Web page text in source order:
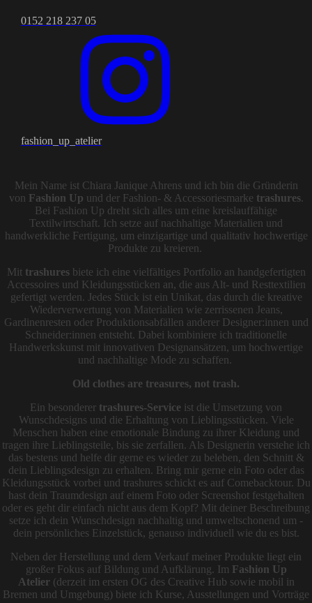
0152 218 237 05
fashion_up_atelier
Mein Name ist Chiara Janique Ahrens und ich bin die Gründerin
von Fashion Up und der Fashion- & Accessoriesmarke trashures.
Bei Fashion Up dreht sich alles um eine kreislauffähige
Textilwirtschaft. Ich setze auf nachhaltige Materialien und
handwerkliche Fertigung, um einzigartige und qualitativ hochwertige
Produkte zu kreieren.
Mit trashuresbiete ich eine vielfältiges Portfolio an handgefertigten
Accessoires und Kleidungsstücken an, die aus Alt- und Resttextilien
gefertigt werden. Jedes Stück ist ein Unikat, das durch die kreative
Wiederverwertung von Materialien wie zerrissenen Jeans,
Gardinenresten oder Produktionsabfällen anderer Designer:innen und
Schneider:innen entsteht. Dabei kombiniere ich traditionelle
Handwerkskunst mit innovativen Designansätzen, um hochwertige
und nachhaltige Mode zu schaffen.
Old clothes are treasures, not trash.
Ein besonderer trashures-Service ist die Umsetzung von
Wunschdesigns und die Erhaltung von Lieblingsstücken. Viele
Menschen haben eine emotionale Bindung zu ihrer Kleidung und
tragen ihre Lieblingsteile, bis sie zerfallen. Als Designerin verstehe ich
das bestens und helfe dir gerne es wieder zu beleben, den Schnitt &
dein Lieblingsdesign zu erhalten. Bring mir gerne ein Foto oder das
Kleidungsstück vorbei und trashures schickt es auf Comebacktour. Du
hast dein Traumdesign auf einem Foto oder Screenshot festgehalten
oder es geht dir einfach nicht aus dem Kopf? Mit deiner Beschreibung
setze ich dein Wunschdesign nachhaltig und umweltschonend um -
dein persönliches Einzelstück, genauso individuell wie du es bist.
Neben der Herstellung und dem Verkauf meiner Produkte liegt ein
großer Fokus auf Bildung und Aufklärung. Im Fashion Up
Atelier(derzeit im ersten OG des Creative Hub sowie mobil in
Bremen und Umgebung) biete ich Kurse, Ausstellungen und Vorträge